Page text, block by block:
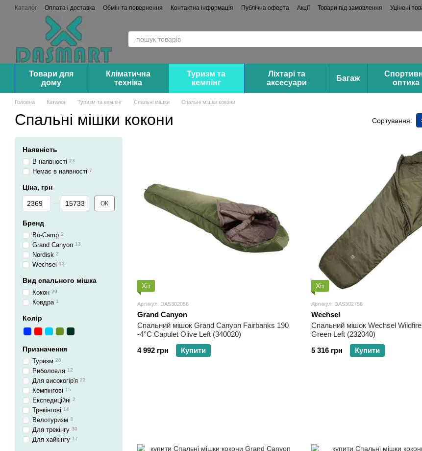
Перейти до основного контенту
Каталог Оплата і доставка Обмін та повернення Контактна інформація Публічна оферта Акції Товари під замовлення
Уцінені
Співпраця (Опт/Дроп)
Товари для
дому
Кліматична
техніка
Туризм та
кемпінг
Ліхтарі та
аксесуари
Багаж
оптика
Головна Каталог Туризм та кемпінг Спальні мішки Спальні мішки кокони
Спальні мішки кокони Сортування:
Хіт
Артикул: DAS302056
Grand Canyon
Спальний мішок Grand Canyon Fairbanks 190
-4°C Capulet Olive Left (340020)
4 992 грн
Купити
Хіт
Артикул: DAS302756
Wechsel
Спальний мішок Wechsel
Green Left (232040)
5 316 грн
Купити
Наявність
В наявності 23
Немає в наявності 7
Ціна, грн
Від Ціна, грн
До Ціна, грн ОК
Бренд
Bo-Camp 2
Grand Canyon 13
Nordisk 2
Wechsel 13
Вид спального мішка
Кокон 29
Ковдра 1
Колір
Призначення
Туризм 26
Риболовля 12
Для високогір'я 22
Кемпінгові 15
Експедиційні 2
Трекінгові 14
Велотуризм 3
Для трекінгу 30
Для хайкінгу 17